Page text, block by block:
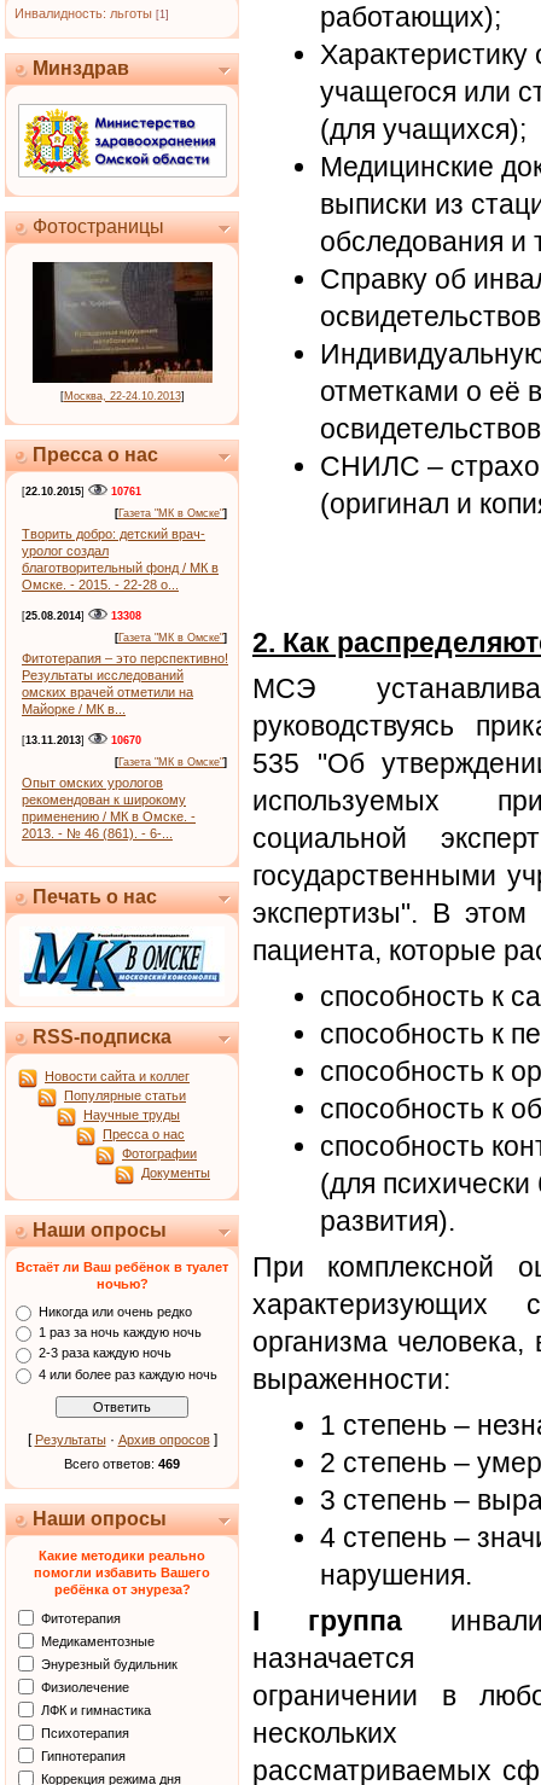
Инвалидность: льготы [1]
Минздрав
Фотостраницы
[Москва, 22-24.10.2013]
Пресса о нас
[22.10.2015]
10761
[Газета "МК в Омске"]
Творить добро: детский врач-
уролог создал
благотворительный фонд / МК в
Омске. - 2015. - 22-28 о...
[25.08.2014]
13308
[Газета "МК в Омске"]
Фитотерапия – это перспективно!
Результаты исследований
омских врачей отметили на
Майорке / МК в...
[13.11.2013]
10670
[Газета "МК в Омске"]
Опыт омских урологов
рекомендован к широкому
применению / МК в Омске. -
2013. - № 46 (861). - 6-...
Печать о нас
RSS-подписка
Новости сайта и коллег
Популярные статьи
Научные труды
Пресса о нас
Фотографии
Документы
Наши опросы
Встаёт ли Ваш ребёнок в туалет
ночью?
Никогда или очень редко
1 раз за ночь каждую ночь
2-3 раза каждую ночь
4 или более раз каждую ночь
[ Результаты· Архив опросов]
Всего ответов: 469
Наши опросы
Какие методики реально
помогли избавить Вашего
ребёнка от энуреза?
Фитотерапия
Медикаментозные
Энурезный будильник
Физиолечение
ЛФК и гимнастика
Психотерапия
Гипнотерапия
Коррекция режима дня
работающих);
Характеристику
учащегося или
(для учащихся);
Медицинские
выписки из
обследования и
Справку об
отметками о её
СНИЛС –
(оригинал и
2. Как
МСЭ
руководствуясь
535 "Об
используемых
социальной
государственными
экспертизы". В
пациента, которые
способность к
способность к
способность к
способность к
способность
(для
развития).
При комплексной
характеризующих
организма
выраженности:
1 степень –
2 степень –
3 степень –
4 степень –
нарушения.
I группа
ограничении в
рассматриваемых